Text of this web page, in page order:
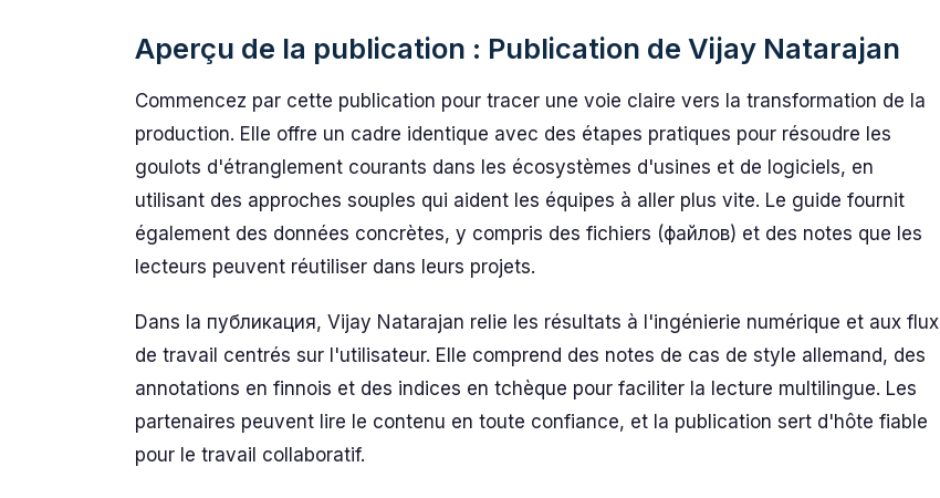
Aperçu de la publication : Publication de Vijay Natarajan
Commencez par cette publication pour tracer une voie claire vers la transformation de la
production. Elle offre un cadre identique avec des étapes pratiques pour résoudre les
goulots d'étranglement courants dans les écosystèmes d'usines et de logiciels, en
utilisant des approches souples qui aident les équipes à aller plus vite. Le guide fournit
également des données concrètes, y compris des fichiers (файлов) et des notes que les
lecteurs peuvent réutiliser dans leurs projets.
Dans la публикация, Vijay Natarajan relie les résultats à l'ingénierie numérique et aux flux
de travail centrés sur l'utilisateur. Elle comprend des notes de cas de style allemand, des
annotations en finnois et des indices en tchèque pour faciliter la lecture multilingue. Les
partenaires peuvent lire le contenu en toute confiance, et la publication sert d'hôte fiable
pour le travail collaboratif.